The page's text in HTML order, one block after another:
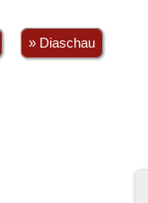
» Diaschau